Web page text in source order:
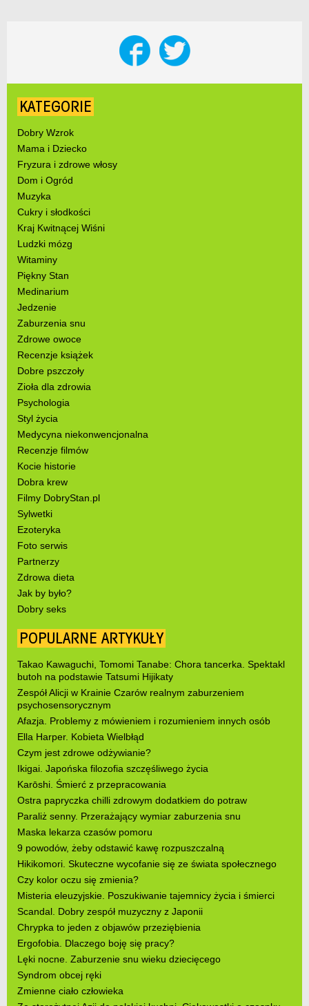
KATEGORIE
Dobry Wzrok
Mama i Dziecko
Fryzura i zdrowe włosy
Dom i Ogród
Muzyka
Cukry i słodkości
Kraj Kwitnącej Wiśni
Ludzki mózg
Witaminy
Piękny Stan
Medinarium
Jedzenie
Zaburzenia snu
Zdrowe owoce
Recenzje książek
Dobre pszczoły
Zioła dla zdrowia
Psychologia
Styl życia
Medycyna niekonwencjonalna
Recenzje filmów
Kocie historie
Dobra krew
Filmy DobryStan.pl
Sylwetki
Ezoteryka
Foto serwis
Partnerzy
Zdrowa dieta
Jak by było?
Dobry seks
POPULARNE ARTYKUŁY
Takao Kawaguchi, Tomomi Tanabe: Chora tancerka. Spektakl
butoh na podstawie Tatsumi Hijikaty
Zespół Alicji w Krainie Czarów realnym zaburzeniem
psychosensorycznym
Afazja. Problemy z mówieniem i rozumieniem innych osób
Ella Harper. Kobieta Wielbłąd
Czym jest zdrowe odżywianie?
Ikigai. Japońska filozofia szczęśliwego życia
Karōshi. Śmierć z przepracowania
Ostra papryczka chilli zdrowym dodatkiem do potraw
Paraliż senny. Przerażający wymiar zaburzenia snu
Maska lekarza czasów pomoru
9 powodów, żeby odstawić kawę rozpuszczalną
Hikikomori. Skuteczne wycofanie się ze świata społecznego
Czy kolor oczu się zmienia?
Misteria eleuzyjskie. Poszukiwanie tajemnicy życia i śmierci
Scandal. Dobry zespół muzyczny z Japonii
Chrypka to jeden z objawów przeziębienia
Ergofobia. Dlaczego boję się pracy?
Lęki nocne. Zaburzenie snu wieku dziecięcego
Syndrom obcej ręki
Zmienne ciało człowieka